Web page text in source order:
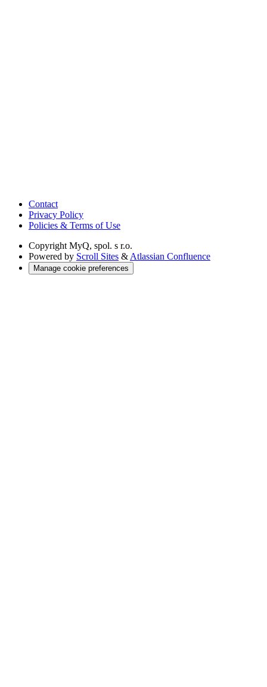
Contact
Privacy Policy
Policies & Terms of Use
Copyright MyQ, spol. s r.o.
Powered by Scroll Sites & Atlassian Confluence
Manage cookie preferences